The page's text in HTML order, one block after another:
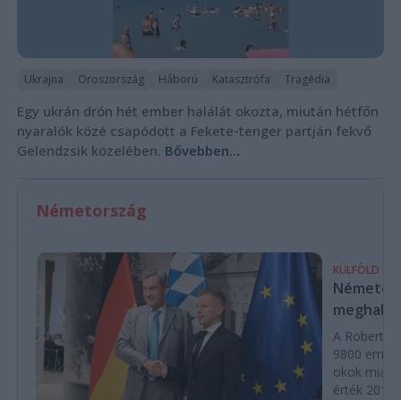
Ukrajna Oroszország Háború Katasztrófa Tragédia
Egy ukrán drón hét ember halálát okozta, miután hétfőn
nyaralók közé csapódott a Fekete-tenger partján fekvő
Gelendzsik közelében. Bővebben...
Németország
KÜLFÖLD
A Robert
9800
okok miatt
érték 2016